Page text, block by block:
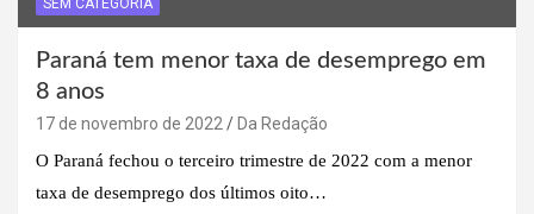
SEM CATEGORIA
Paraná tem menor taxa de desemprego em
8 anos
17 de novembro de 2022
Da Redação
O Paraná fechou o terceiro trimestre de 2022 com a menor
taxa de desemprego dos últimos oito…